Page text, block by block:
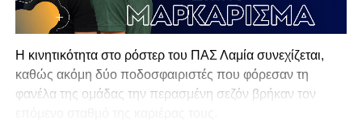
Η κινητικότητα στο ρόστερ του ΠΑΣ Λαμία συνεχίζεται,
καθώς ακόμη δύο ποδοσφαιριστές που φόρεσαν τη
φανέλα της ομάδας την περασμένη σεζόν βρήκαν τον